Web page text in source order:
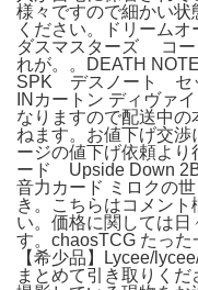
様々ですので細かい
ください。ドリーム
ダスマスターズ コー
れが。。DEATH
SPK デスノート セ
INカートン ディヴァ
なりますので配送中
ねます。お値下げ交
ージの値下げ依頼より
ード Upside Down
音力カード ミロクの
き。こちらはコメン
い。価格に関しては日
す。chaosTCG たっ
【希少品】Lycee/
まとめて引き取りく